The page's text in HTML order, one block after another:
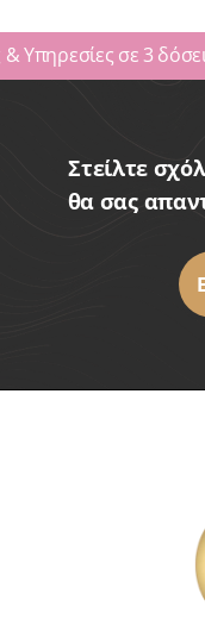
σε 3
Στείλτε
θα σας